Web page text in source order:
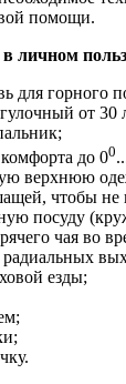
помощи.
личном
для горного
от 30
комфорта до 00
верхнюю
чтобы не
посуду
чая во
езды;